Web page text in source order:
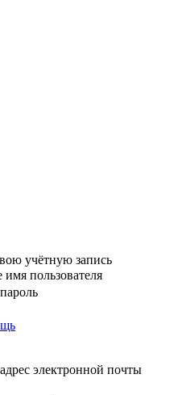
учётную запись
пользователя
электронной почты